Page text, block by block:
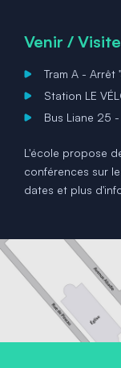
Venir /
Tram A - Arrêt
Station LE
Bus Liane 25
L'école propose
conférences sur
dates et plus